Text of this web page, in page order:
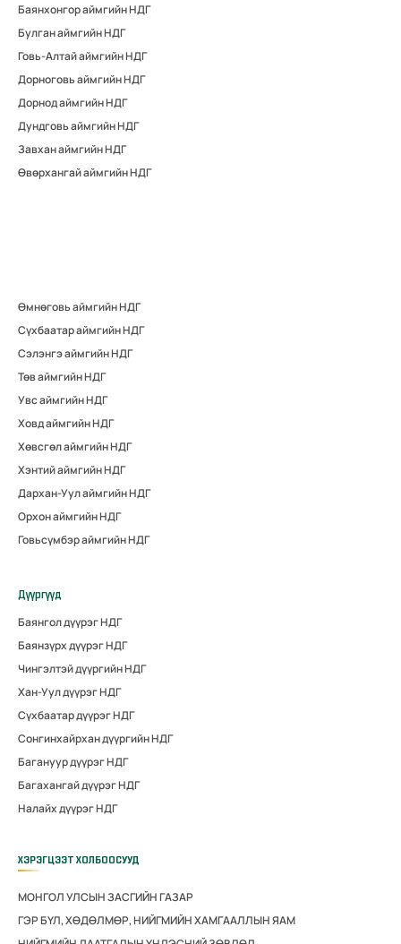
Баянхонгор аймгийн НДГ
Булган аймгийн НДГ
Говь-Алтай аймгийн НДГ
Дорноговь аймгийн НДГ
Дорнод аймгийн НДГ
Дундговь аймгийн НДГ
Завхан аймгийн НДГ
Өвөрхангай аймгийн НДГ
Өмнөговь аймгийн НДГ
Сүхбаатар аймгийн НДГ
Сэлэнгэ аймгийн НДГ
Төв аймгийн НДГ
Увс аймгийн НДГ
Ховд аймгийн НДГ
Хөвсгөл аймгийн НДГ
Хэнтий аймгийн НДГ
Дархан-Уул аймгийн НДГ
Орхон аймгийн НДГ
Говьсүмбэр аймгийн НДГ
Дүүргүүд
Баянгол дүүрэг НДГ
Баянзүрх дүүрэг НДГ
Чингэлтэй дүүргийн НДГ
Хан-Уул дүүрэг НДГ
Сүхбаатар дүүрэг НДГ
Сонгинхайрхан дүүргийн НДГ
Багануур дүүрэг НДГ
Багахангай дүүрэг НДГ
Налайх дүүрэг НДГ
ХЭРЭГЦЭЭТ ХОЛБООСУУД
МОНГОЛ УЛСЫН ЗАСГИЙН ГАЗАР
ГЭР БҮЛ, ХӨДӨЛМӨР, НИЙГМИЙН ХАМГААЛЛЫН ЯАМ